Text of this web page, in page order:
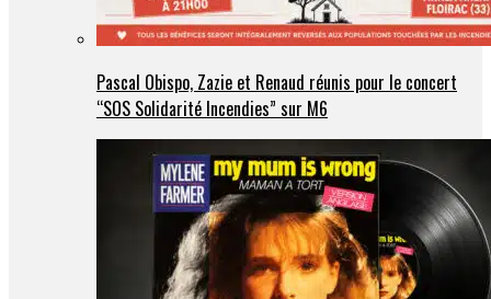
Pascal Obispo, Zazie et Renaud réunis pour le concert
“SOS Solidarité Incendies” sur M6